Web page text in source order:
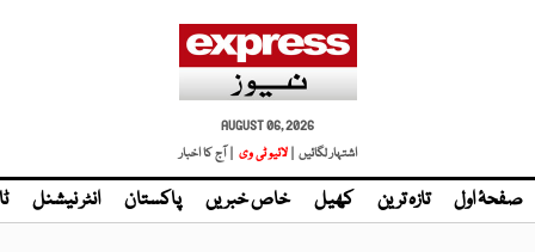
AUGUST 06, 2026
اشتہار لگائیں |
| آج کا اخبار
صفحۂ اول تازہ ترین کھیل خاص خبریں پاکستان انٹر نیشنل